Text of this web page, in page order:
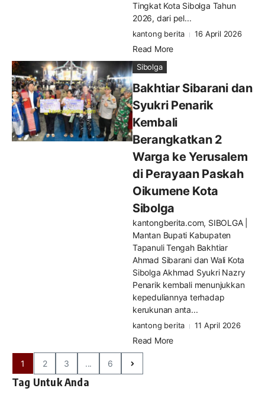
Tingkat Kota Sibolga Tahun
2026, dari pel...
kantong berita 16 April 2026
Read More
Sibolga
Bakhtiar Sibarani dan
Syukri Penarik
Kembali
Berangkatkan 2
Warga ke Yerusalem
di Perayaan Paskah
Oikumene Kota
Sibolga
kantongberita.com, SIBOLGA |
Mantan Bupati Kabupaten
Tapanuli Tengah Bakhtiar
Ahmad Sibarani dan Wali Kota
Sibolga Akhmad Syukri Nazry
Penarik kembali menunjukkan
kepeduliannya terhadap
kerukunan anta...
kantong berita 11 April 2026
Read More
1 2 3 ... 6
Tag Untuk Anda